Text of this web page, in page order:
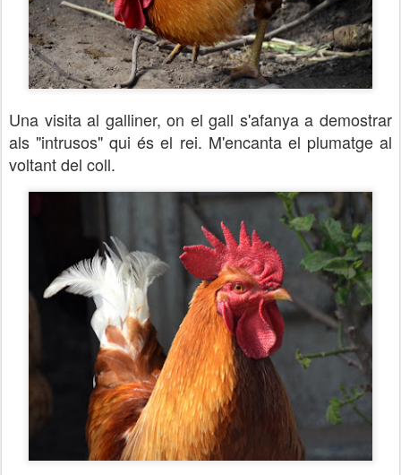
Una visita al galliner, on el gall s'afanya a demostrar
als "intrusos" qui és el rei. M'encanta el plumatge al
voltant del coll.